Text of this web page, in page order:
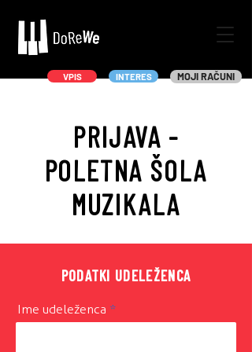
MOJI RAČUNI
VPIS INTERES
PRIJAVA -
POLETNA ŠOLA
MUZIKALA
PODATKI UDELEŽENCA
Ime udeleženca